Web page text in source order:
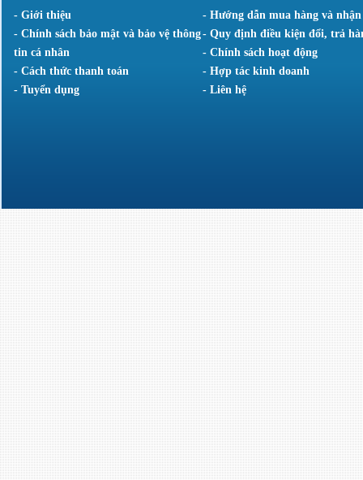
- Giới thiệu
- Hướng dẫn mua hàng và
- Chính sách bảo mật và bảo vệ thông
tin cá nhân
- Quy định điều kiện đổi, trả
- Chính sách hoạt động
- Cách thức thanh toán
- Hợp tác kinh doanh
- Tuyển dụng
- Liên hệ